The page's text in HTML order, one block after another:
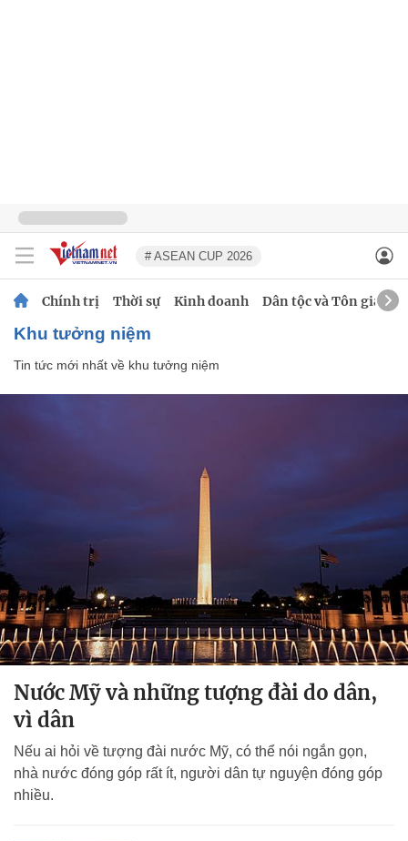
# ASEAN CUP 2026
Chính trị Thời sự Kinh doanh Dân tộc và Tôn giáo
khu tưởng niệm
Tin tức mới nhất về khu tưởng niệm
Nước Mỹ và những tượng đài do dân,
vì dân
Nếu ai hỏi về tượng đài nước Mỹ, có thể nói ngắn gọn,
nhà nước đóng góp rất ít, người dân tự nguyện đóng góp
nhiều.